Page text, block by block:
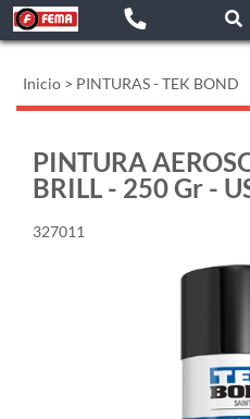
Inicio > PINTURAS - TEK BOND
PINTURA
BRILL - 250 Gr -
327011